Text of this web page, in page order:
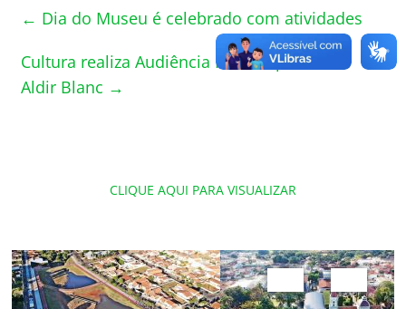
← Dia do Museu é celebrado com atividades
Cultura realiza Audiência Pública para a Lei
Aldir Blanc →
CLIQUE AQUI PARA VISUALIZAR